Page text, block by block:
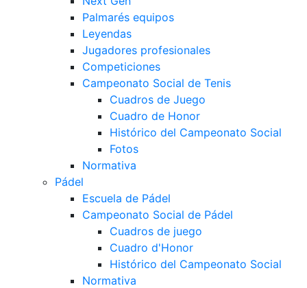
Palmarés equipos
Leyendas
Jugadores profesionales
Competiciones
Campeonato Social de Tenis
Cuadros de Juego
Cuadro de Honor
Histórico del Campeonato Social
Fotos
Normativa
Pádel
Escuela de Pádel
Campeonato Social de Pádel
Cuadros de juego
Cuadro d'Honor
Histórico del Campeonato Social
Normativa